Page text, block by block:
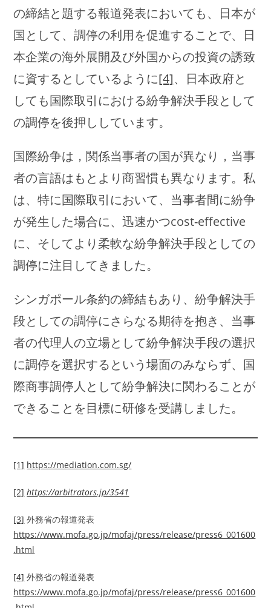
の締結と題する報道発表においても、日本が
国として、調停の利用を促進することで、日
本企業の海外展開及び外国からの投資の誘致
に資するとしているように[4]、日本政府と
しても国際取引における紛争解決手段として
の調停を後押ししています。
国際紛争は，関係当事者の国が異なり，当事
者の言語はもとより商習慣も異なります。私
は、特に国際取引において、当事者間に紛争
が発生した場合に、迅速かつcost-effective
に、そしてより柔軟な紛争解決手段としての
調停に注目してきました。
シンガポール条約の締結もあり、紛争解決手
段としての調停にさらなる期待を抱き、当事
者の代理人の立場として紛争解決手段の選択
に調停を選択するという場面のみならず、国
際商事調停人として紛争解決に関わることが
できることを目標に研修を受講しました。
[1] https://mediation.com.sg/
[2] https://arbitrators.jp/3541
[3] 外務省の報道発表
https://www.mofa.go.jp/mofaj/press/release/press6_001600
.html
[4] 外務省の報道発表
https://www.mofa.go.jp/mofaj/press/release/press6_001600